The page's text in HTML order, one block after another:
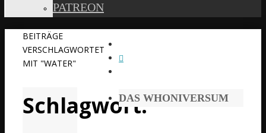
PATREON
START
BEITRÄGE
VERSCHLAGWORTET
MIT "WATER"
Schlagwort:DAS WHONIVERSUM